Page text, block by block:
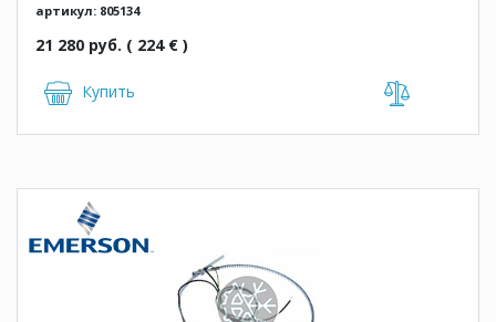
артикул: 805134
21 280 руб. ( 224 € )
Купить